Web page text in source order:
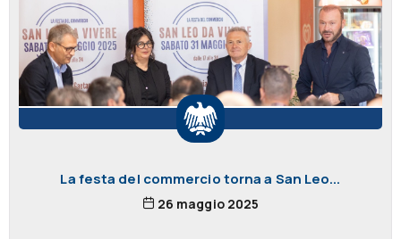
La festa del commercio torna a San Leo...
26 maggio 2025